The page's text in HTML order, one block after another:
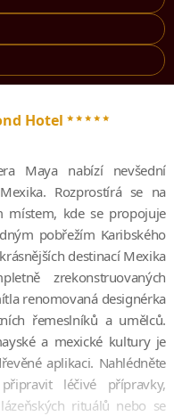
Hotel *****
Maya nabízí nevšední
Rozprostírá se na
místem, kde se propojuje
pobřežím Karibského
destinací Mexika
zrekonstruovaných
renomovaná designérka
řemeslníků a umělců.
a mexické kultury je
aplikaci. Nahlédněte
léčivé přípravky,
rituálů nebo se